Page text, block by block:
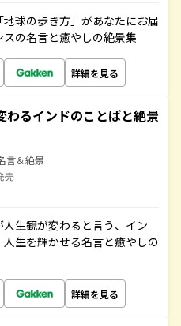
球の歩き方」があなたにお届
の名言と癒やしの絶景集
詳細を見る
わるインドのことばと絶景
言＆絶景
売
生観が変わると言う、イン
生を輝かせる名言と癒やしの
詳細を見る